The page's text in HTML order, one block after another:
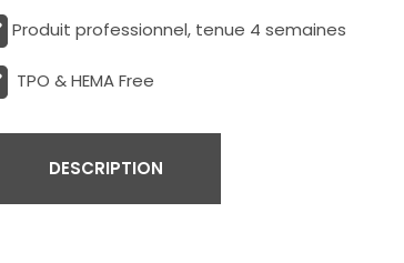
Produit professionnel, tenue 4 semaines
TPO & HEMA Free
DESCRIPTION